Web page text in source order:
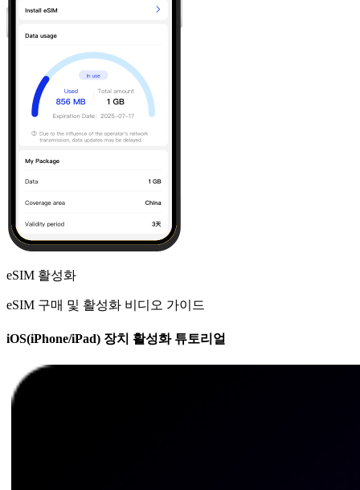
eSIM 활성화
eSIM 구매 및 활성화 비디오 가이드
iOS(iPhone/iPad) 장치 활성화 튜토리얼